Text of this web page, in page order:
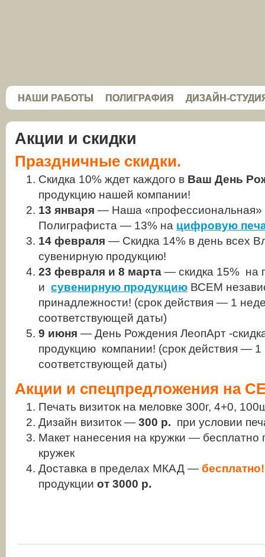
НАШИ РАБОТЫ ПОЛИГРАФИЯ ДИЗАЙН-
Акции и скидки
Праздничные скидки.
Скидка 10% ждет каждого в Ваш День
продукцию нашей компании!
13 января — Наша «профессиональная»
Полиграфиста — 13% на цифровую
14 февраля — Скидка 14% в день всех
сувенирную продукцию!
23 февраля и 8 марта — скидка 15% на
и сувенирную продукцию ВСЕМ
принадлежности! (срок действия — 1
соответствующей даты)
9 июня — День Рождения ЛеопАрт -
продукцию компании! (срок действия — 1
соответствующей даты)
Акции и спецпредложения на
Печать визиток на меловке 300г, 4+0,
Дизайн визиток — 300 р. при условии
Макет нанесения на кружки — бесплатно
кружек
Доставка в пределах МКАД — бесплатно!
продукции от 3000 р.